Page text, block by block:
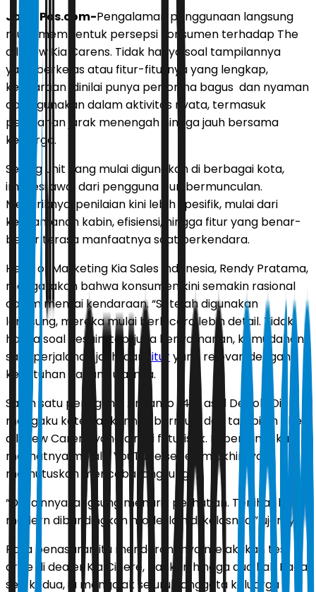
JawaPos.com-Pengalaman penggunaan langsung
mulai membentuk persepsi konsumen terhadap The
all-new Kia Carens. Tidak hanya soal tampilannya
yang berkelas atau fitur-fiturnya yang lengkap,
kendaraan dinilai punya performa bagus dan nyaman
aat digunakan dalam aktivitas nyata, termasuk
perjalanan jarak menengah hingga jauh bersama
keluarga.
Seiring unit yang mulai digunakan di berbagai kota,
impresi awal dari pengguna pun bermunculan.
Menariknya, penilaian kini lebih spesifik, mulai dari
kenyamanan kabin, efisiensi, hingga fitur yang benar-
benar terasa manfaatnya saat berkendara.
Head of Marketing Kia Sales Indonesia, Rendy Pratama,
mengatakan bahwa konsumen kini semakin rasional
dalam menilai kendaraan. “Setelah digunakan
langsung, mereka mulai berbicara lebih detail. Tidak
hanya soal desain, tapi juga kenyamanan, kemudahan
saat perjalanan jauh, dan
fituryang relevan dengan
kebutuhan harian,” ujarnya.
Salah satu pengguna, Ariyanto (41), asal Depok. Dia
mengaku ketertarikannya bermula dari tampilan The
all-new Carens yang dinilai futuristik. Ia pertama kali
melihatnya melalui YouTube sebelum akhirnya
memutuskan mencoba langsung.
“Desainnya langsung menarik perhatian. Terlihat lebih
modern dibandingkan model lain di kelasnya,” ujarnya.
Rasa penasaran itu mendorongnya melakukan test
drive di dealer Kia Cinere, bahkan hingga dua kali. Pada
sesi kedua, ia mengajak seluruh anggota keluarga